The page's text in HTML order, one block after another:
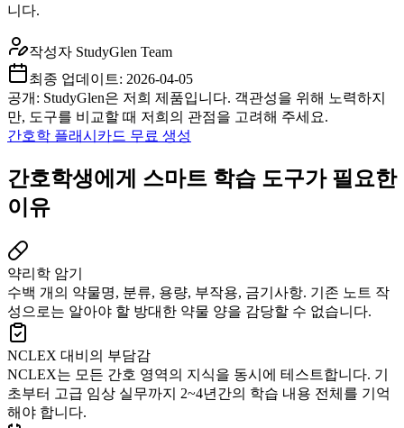
니다.
작성자 StudyGlen Team
최종 업데이트: 2026-04-05
공개: StudyGlen은 저희 제품입니다. 객관성을 위해 노력하지
만, 도구를 비교할 때 저희의 관점을 고려해 주세요.
간호학 플래시카드 무료 생성
간호학생에게 스마트 학습 도구가 필요한
이유
약리학 암기
수백 개의 약물명, 분류, 용량, 부작용, 금기사항. 기존 노트 작
성으로는 알아야 할 방대한 약물 양을 감당할 수 없습니다.
NCLEX 대비의 부담감
NCLEX는 모든 간호 영역의 지식을 동시에 테스트합니다. 기
초부터 고급 임상 실무까지 2~4년간의 학습 내용 전체를 기억
해야 합니다.